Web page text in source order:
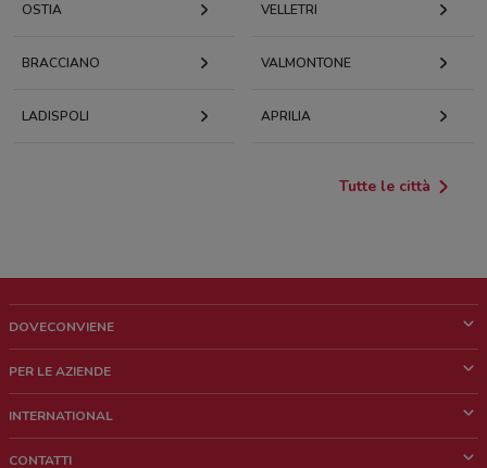
OSTIA VELLETRI
BRACCIANO VALMONTONE
LADISPOLI APRILIA
Tutte le città
DOVECONVIENE
Chi siamo
PER LE AZIENDE
Richieste commerciali e marketing
INTERNATIONAL
CONTATTI